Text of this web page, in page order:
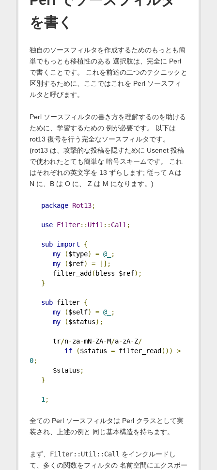
を書く
独自のソースフィルタを作成するためのもっとも簡
単でもっとも移植性のある 選択肢は、完全に Perl
で書くことです。 これを前述の二つのテクニックと
区別するために、ここではこれを Perl ソースフィ
ルタと呼びます。
Perl ソースフィルタの書き方を理解するのを助ける
ために、学習するための 例が必要です。 以下は
rot13 復号を行う完全なソースフィルタです。
(rot13 は、攻撃的な投稿を隠すために Usenet 投稿
で使われたとても簡単な 暗号スキームです。 これ
はそれぞれの英文字を 13 ずらします; 従って A は
N に、B は O に、 Z は M になります。)
package Rot13;
use Filter:: Util :: Call ;
sub import
{
my
($type) = @_
;
my
($ref) =
[];
filter_add ( bless $ref);
}
sub filter {
my
($self) = @_
;
my
($status);
tr/n-za-mN-ZA-M/a-zA-Z/
if
($status = filter_read ())
>
0;
$status ;
}
1 ;
全ての Perl ソースフィルタは Perl クラスとして実
装され、上述の例と 同じ基本構造を持ちます。
まず、 Filter::Util::Call をインクルードし
て、多くの関数をフィルタの 名前空間にエクスポー